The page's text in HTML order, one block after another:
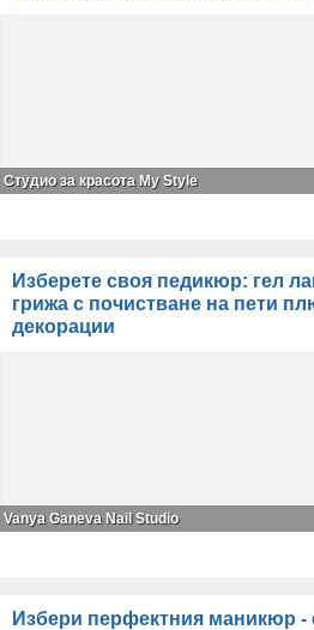
Студио за красота My Style
Изберете своя педикюр: гел
грижа с почистване на пети
декорации
Vanya Ganeva Nail Studio
Избери перфектния маникюр -